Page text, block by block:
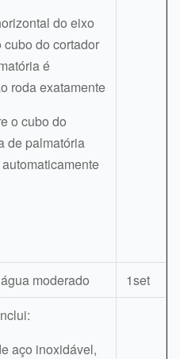
do eixo
do cortador
é
roda exatamente
o cubo do
de palmatória
moderado
1set
aço inoxidável,